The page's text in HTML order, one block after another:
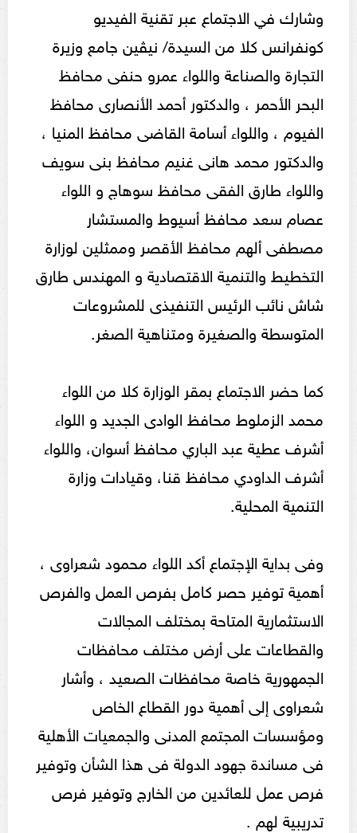
وشارك في الاجتماع عبر تقنية الفيديو
كونفرانس كلا من السيدة/ نيڤين جامع وزيرة
التجارة والصناعة واللواء عمرو حنفى محافظ
البحر الأحمر ، والدكتور أحمد الأنصارى محافظ
الفيوم ، واللواء أسامة القاضى محافظ المنيا ،
والدكتور محمد هانى غنيم محافظ بنى سويف
واللواء طارق الفقى محافظ سوهاج و اللواء
عصام سعد محافظ أسيوط والمستشار
مصطفى ألهم محافظ الأقصر وممثلين لوزارة
التخطيط والتنمية الاقتصادية و المهندس طارق
شاش نائب الرئيس التنفيذى للمشروعات
المتوسطة والصغيرة ومتناهية الصغر.
كما حضر الاجتماع بمقر الوزارة كلا من اللواء
محمد الزملوط محافظ الوادى الجديد و اللواء
أشرف عطية عبد الباري محافظ أسوان، واللواء
أشرف الداودي محافظ قنا، وقيادات وزارة
التنمية المحلية.
وفى بداية الإجتماع أكد اللواء محمود شعراوى ،
أهمية توفير حصر كامل بفرص العمل والفرص
الاستثمارية المتاحة بمختلف المجالات
والقطاعات على أرض مختلف محافظات
الجمهورية خاصة محافظات الصعيد ، وأشار
شعراوى إلى أهمية دور القطاع الخاص
ومؤسسات المجتمع المدنى والجمعيات الأهلية
فى مساندة جهود الدولة فى هذا الشأن وتوفير
فرص عمل للعائدين من الخارج وتوفير فرص
تدريبية لهم .